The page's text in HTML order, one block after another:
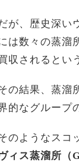
が、歴史深い
は数々の蒸溜
収されるとい
の結果、蒸溜
的なグループ
のようなスコ
ィス蒸溜所（